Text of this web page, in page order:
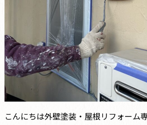
こんにちは外壁塗装・屋根リフォーム